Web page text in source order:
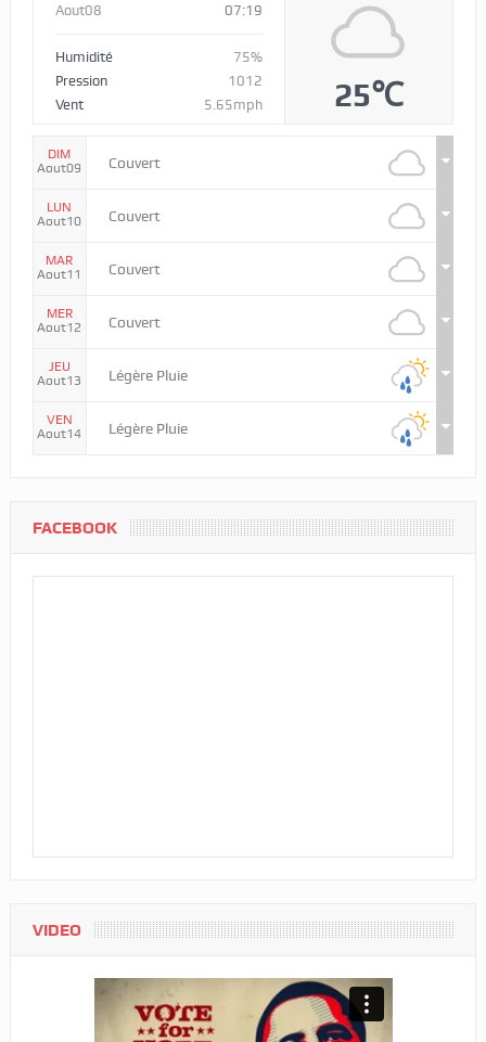
Aout08 07:19
Humidité
75%
Pression
1012
Vent
5.65mph 25℃
DIM
Aout09
Couvert
LUN
Aout10
Couvert
MAR
Aout11
Couvert
MER
Aout12
Couvert
JEU
Aout13
Légère Pluie
VEN
Aout14
Légère Pluie
FACEBOOK
VIDEO